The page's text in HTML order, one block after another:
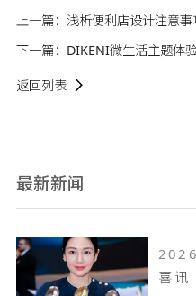
上一篇： 浅析便利店设计注意事
下一篇： DIKENI微生活主题体
返回列表
最新新闻